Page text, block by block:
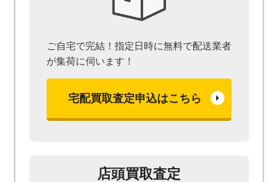
ご自宅で完結！指定日時に無料で配送業者
が集荷に伺います！
宅配買取査定申込はこちら
店頭買取査定